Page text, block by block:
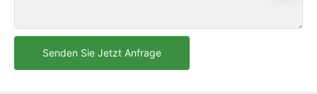
Senden Sie Jetzt Anfrage